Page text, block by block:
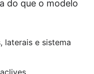
do que o modelo
laterais e sistema